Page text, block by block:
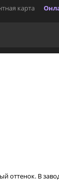
карта
В